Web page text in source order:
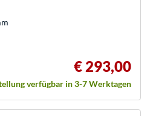
€ 293,00
verfügbar in 3-7 Werktagen